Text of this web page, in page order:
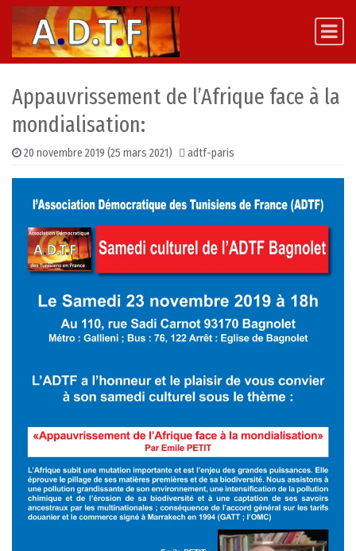
Skip to content
Main Navigation
Appauvrissement de l’Afrique face à la
mondialisation:
20 novembre 2019 (25 mars 2021) adtf-paris